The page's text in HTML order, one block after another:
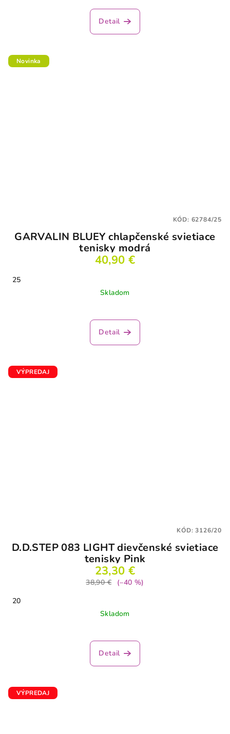
Detail
Novinka
GARVALIN BLUEY chlapčenské svietiace
tenisky modrá
40,90 €
25
Skladom
Detail
KÓD: 62784/25
VÝPREDAJ
D.D.STEP 083 LIGHT dievčenské svietiace
tenisky Pink
23,30 €
38,90 €
(–40 %)
20
Skladom
Detail
KÓD:3126/20
VÝPREDAJ